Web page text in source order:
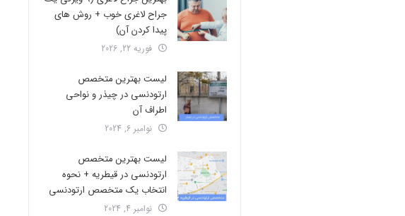
جراح لاغری خوب + روش های
پیدا کردن آن)
فوریه 22, 2026
لیست بهترین متخصص
ارتودنسی در چیذر و نواحی
اطراف آن
نوامبر 6, 2024
لیست بهترین متخصص
ارتودنسی در قیطریه + نحوه
انتخاب یک متخصص ارتودنسی
نوامبر 4, 2024